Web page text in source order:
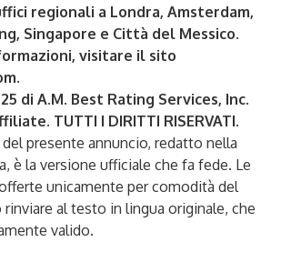
regionali a Londra, Amsterdam,
Singapore e Città del Messico.
visitare il sito
.
di A.M. Best Rating Services, Inc.
TUTTI I DIRITTI RISERVATI.
presente annuncio, redatto nella
è la versione ufficiale che fa fede. Le
unicamente per comodità del
al testo in lingua originale, che
valido.